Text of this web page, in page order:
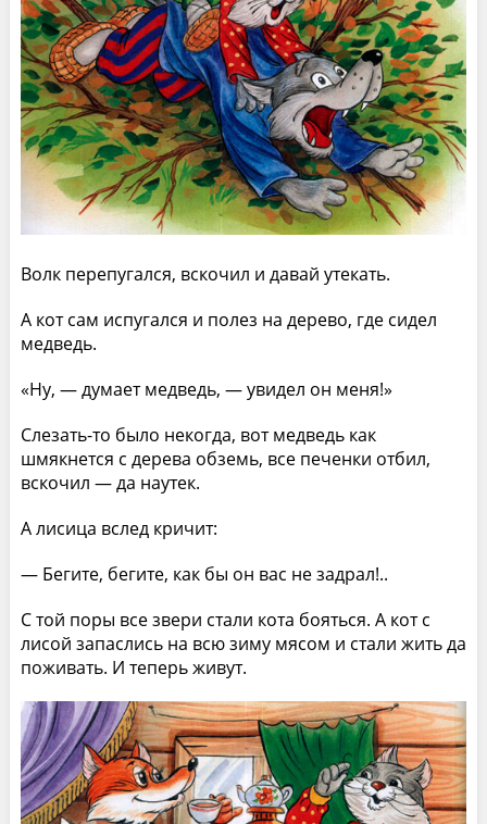
Волк перепугался, вскочил и давай утекать.
А кот сам испугался и полез на дерево, где сидел
медведь.
«Ну, — думает медведь, — увидел он меня!»
Слезать-то было некогда, вот медведь как
шмякнется с дерева обземь, все печенки отбил,
вскочил — да наутек.
А лисица вслед кричит:
— Бегите, бегите, как бы он вас не задрал!..
С той поры все звери стали кота бояться. А кот с
лисой запаслись на всю зиму мясом и стали жить да
поживать. И теперь живут.